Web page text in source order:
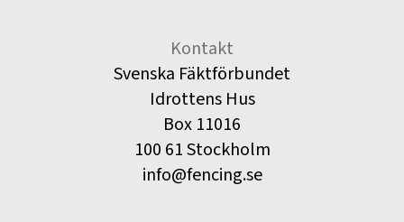
Kontakt
Svenska Fäktförbundet
Idrottens Hus
Box 11016
100 61 Stockholm
info@fencing.se